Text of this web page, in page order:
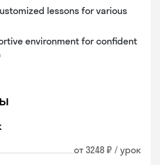
lessons for various
environment for confident
от 3248 ₽ / урок